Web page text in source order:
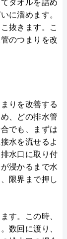
タオルを詰め
に溜めます。
抜きます。こ
のつまりを改
りを改善する
、どの排水管
でも、まずは
水を流せるよ
水口に取り付
浸かるまで水
限界まで押し
す。この時、
。数回に渡り、